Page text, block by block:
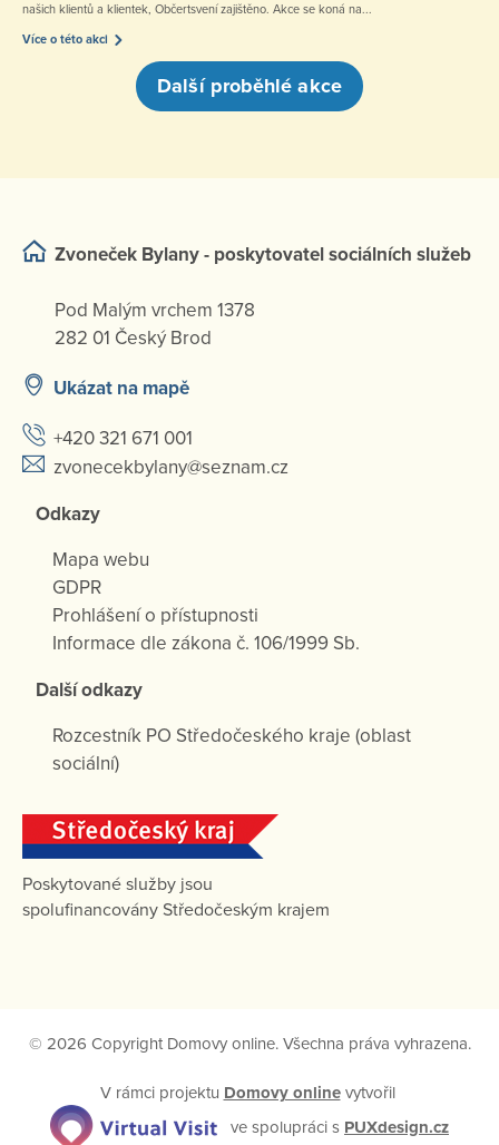
našich klientů a klientek, Občertsvení zajištěno. Akce se koná na...
Více o této akci
Další proběhlé akce
Zvoneček Bylany - poskytovatel sociálních služeb
Pod Malým vrchem 1378
282 01 Český Brod
Ukázat na mapě
+420 321 671 001
zvonecekbylany@seznam.cz
Odkazy
Mapa webu
GDPR
Prohlášení o přístupnosti
Informace dle zákona č. 106/1999 Sb.
Další odkazy
Rozcestník PO Středočeského kraje (oblast
sociální)
Poskytované služby jsou
spolufinancovány Středočeským krajem
© 2026 Copyright Domovy online. Všechna práva vyhrazena.
V rámci projektu Domovy onlinevytvořil
ve spolupráci s PUXdesign.cz